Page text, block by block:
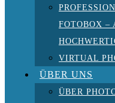
FOTOBOX –
VIRTUAL
ÜBER UNS
ÜBER